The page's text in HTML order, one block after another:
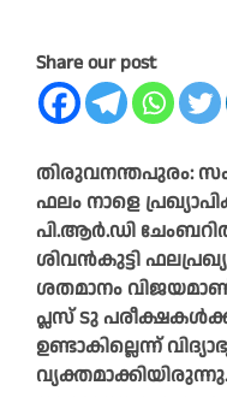
Share our post
തിരുവനന്തപുരം:
ഫലം നാളെ
പി.ആര്‍.ഡി ചേംബറില്‍
ശിവന്‍കുട്ടി
ശതമാനം
പ്ലസ് ടു
ഉണ്ടാകില്ലെന്ന്